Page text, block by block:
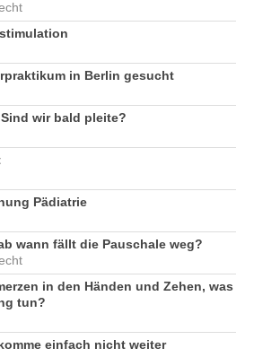
in Berlin gesucht
wir bald pleite?
Pädiatrie
wann fällt die Pauschale weg?
in den Händen und Zehen, was
tun?
einfach nicht weiter